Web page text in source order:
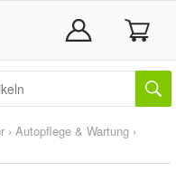
› Autopflege & Wartung ›